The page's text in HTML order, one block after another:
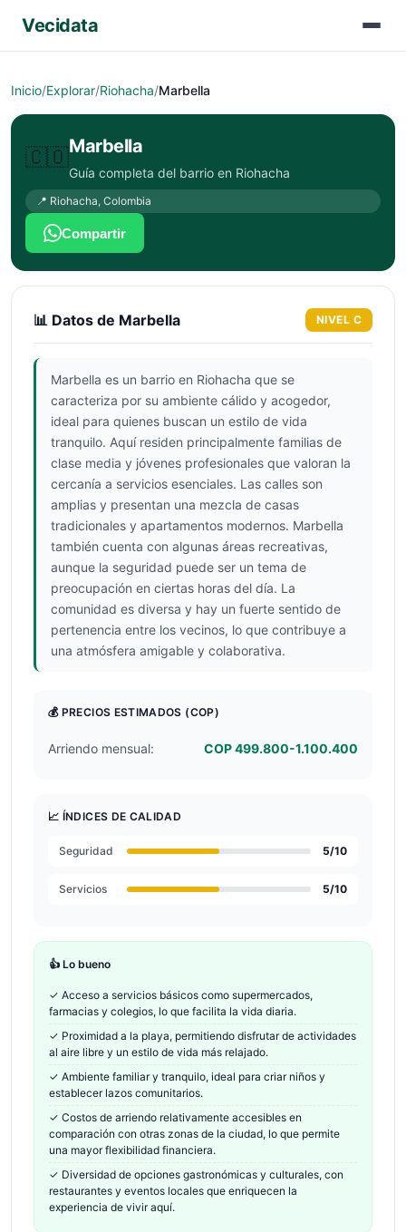
Vecidata
Inicio/Explorar/Riohacha/Marbella
🇨🇴Marbella
Guía completa del barrio en Riohacha
📍 Riohacha, Colombia
Compartir
📊 Datos de Marbella NIVEL C
Marbella es un barrio en Riohacha que se
caracteriza por su ambiente cálido y acogedor,
ideal para quienes buscan un estilo de vida
tranquilo. Aquí residen principalmente familias de
clase media y jóvenes profesionales que valoran la
cercanía a servicios esenciales. Las calles son
amplias y presentan una mezcla de casas
tradicionales y apartamentos modernos. Marbella
también cuenta con algunas áreas recreativas,
aunque la seguridad puede ser un tema de
preocupación en ciertas horas del día. La
comunidad es diversa y hay un fuerte sentido de
pertenencia entre los vecinos, lo que contribuye a
una atmósfera amigable y colaborativa.
💰 PRECIOS ESTIMADOS (COP)
Arriendo mensual: COP 499.800-1.100.400
📈 ÍNDICES DE CALIDAD
Seguridad 5/10
Servicios 5/10
👍 Lo bueno
✓ Acceso a servicios básicos como supermercados,
farmacias y colegios, lo que facilita la vida diaria.
✓ Proximidad a la playa, permitiendo disfrutar de actividades
al aire libre y un estilo de vida más relajado.
✓ Ambiente familiar y tranquilo, ideal para criar niños y
establecer lazos comunitarios.
✓ Costos de arriendo relativamente accesibles en
comparación con otras zonas de la ciudad, lo que permite
una mayor flexibilidad financiera.
✓ Diversidad de opciones gastronómicas y culturales, con
restaurantes y eventos locales que enriquecen la
experiencia de vivir aquí.